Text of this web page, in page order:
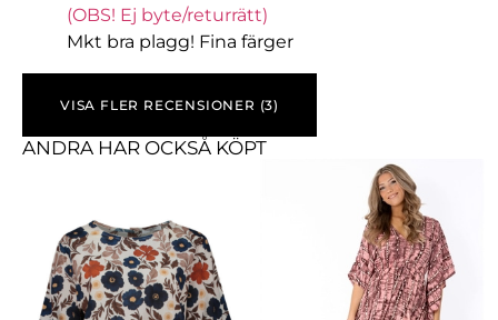
(OBS! Ej byte/returrätt)
Mkt bra plagg! Fina färger
VISA FLER RECENSIONER (3)
ANDRA HAR OCKSÅ KÖPT